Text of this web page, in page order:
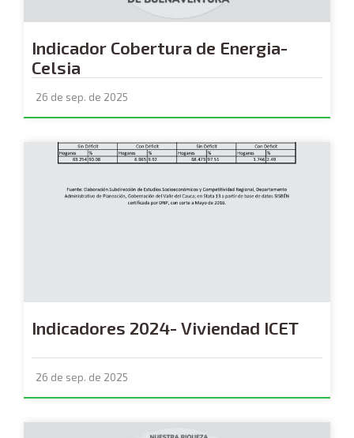
Indicador Cobertura de Energia-
Celsia
26 de sep. de 2025
Indicadores 2024- Viviendad ICET
26 de sep. de 2025